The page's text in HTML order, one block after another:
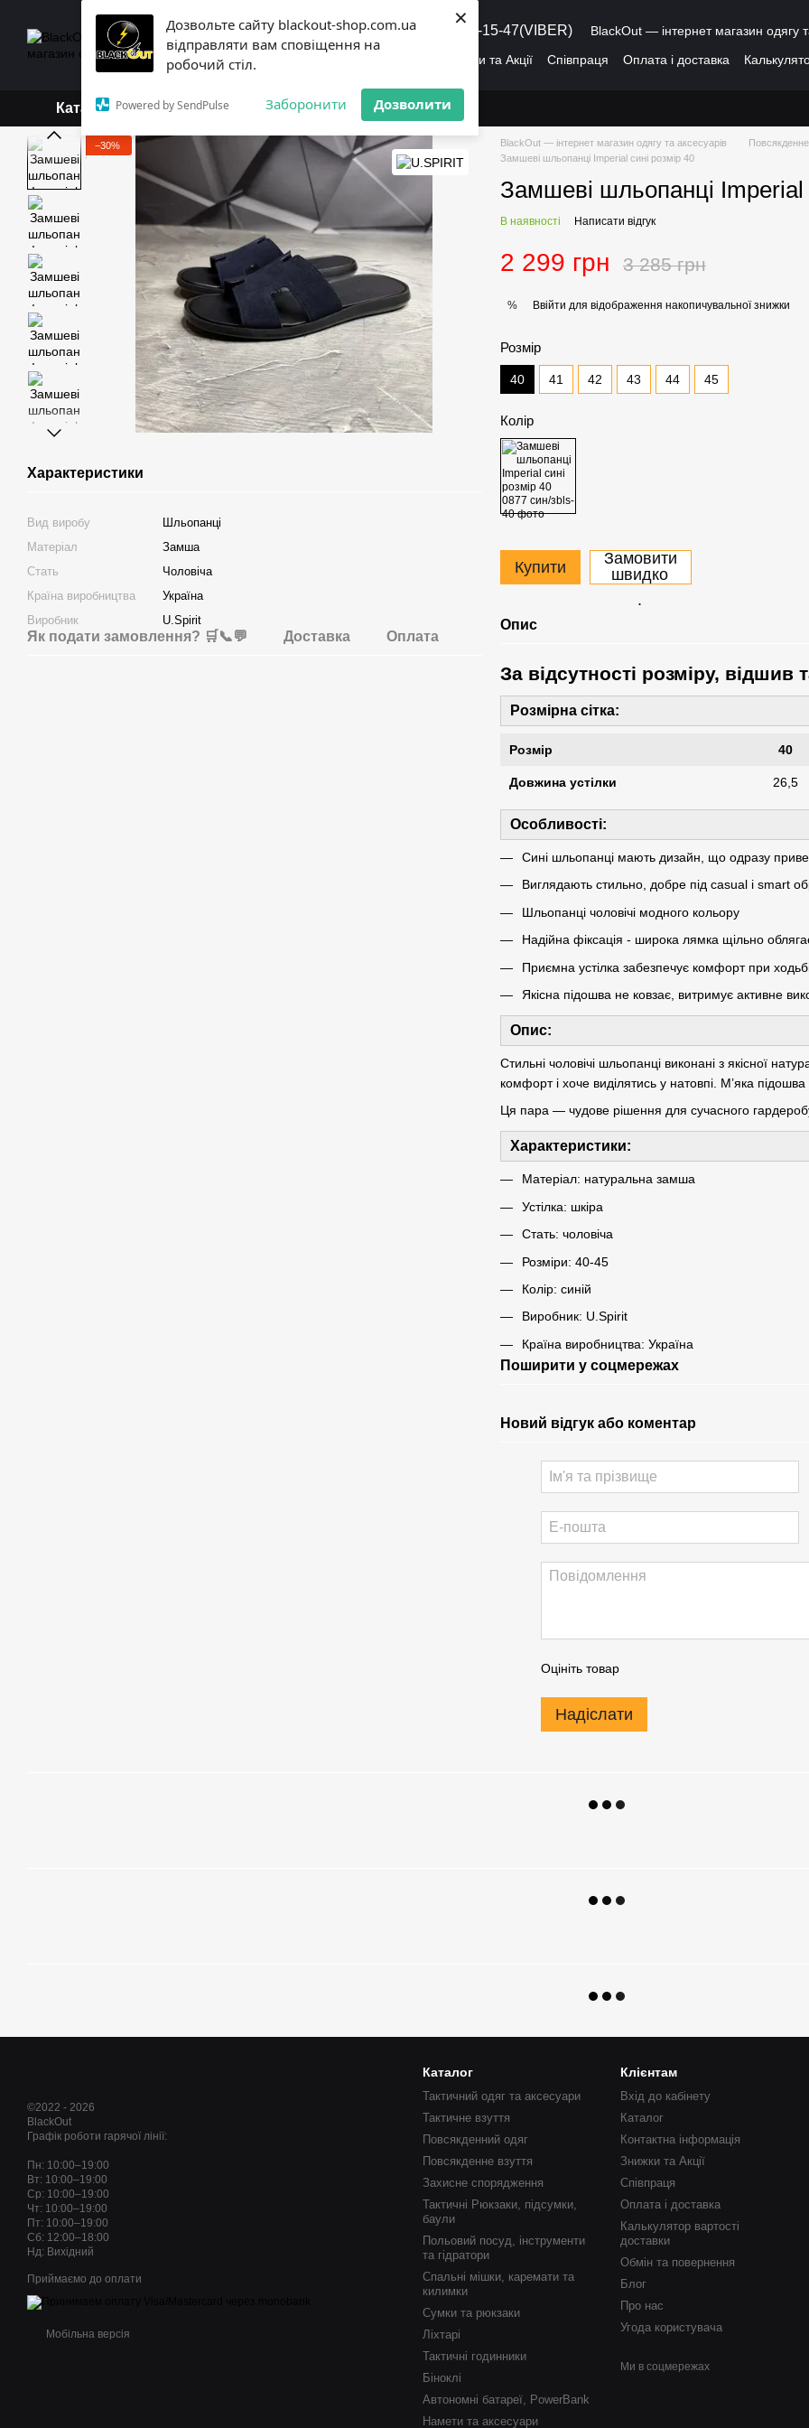
Дозвольте сайту blackout-shop.com.ua
відправляти вам сповіщення на
робочий стіл.
Powered by SendPulse Заборонити Дозволити
×
Перейти до основного контенту
+38 (068) 119-18-19,+38 (095) 486-15-47(VIBER)
BlackOut — інтернет магазин одягу
Каталог
Знижки та Акції Співпраця Оплата і доставка
Каталог
−30%
Характеристики
Вид виробу
Шльопанці
Матеріал
Замша
Стать
Чоловіча
Країна виробництва
Україна
Виробник
U.Spirit
Як подати замовлення? 🛒📞💬 Доставка Оплата
BlackOut — інтернет магазин одягу та аксесуарів Повсякденне
Замшеві шльопанці Imperial сині розмір 40
Замшеві шльопанці Imperial
В наявності Написати відгук
2 299 грн 3 285 грн
% Ввійти для відображення накопичувальної знижки
Розмір
40 41 42 43 44 45
Колір
Купити
Замовити
швидко
.
Опис
За відсутності розміру, відшив
Розмірна сітка:
Розмір 40
Довжина устілки 26,5
Особливості:
Сині шльопанці мають дизайн, що одразу
Виглядають стильно, добре під casual і smart
Шльопанці чоловічі модного кольору
Надійна фіксація - широка лямка щільно
Приємна устілка забезпечує комфорт при
Якісна підошва не ковзає, витримує активне
Опис:
Стильні чоловічі шльопанці виконані з якісної
комфорт і хоче виділятись у натовпі. М’яка
Ця пара — чудове рішення для сучасного
Характеристики:
Матеріал: натуральна замша
Устілка: шкіра
Стать: чоловіча
Розміри: 40-45
Колір: синій
Виробник: U.Spirit
Країна виробництва: Україна
Поширити у соцмережах
Новий відгук або коментар
Оцініть товар
Надіслати
©2022 - 2026
BlackOut
Графік роботи гарячої лінії:
Пн: 10:00–19:00
Вт: 10:00–19:00
Ср: 10:00–19:00
Чт: 10:00–19:00
Пт: 10:00–19:00
Сб: 12:00–18:00
Нд: Вихідний
Приймаємо до оплати
Мобільна версія
Каталог
Тактичний одяг та аксесуари
Тактичне взуття
Повсякденний одяг
Повсякденне взуття
Захисне спорядження
Тактичні Рюкзаки, підсумки,
баули
Польовий посуд, інструменти
та гідратори
Спальні мішки, каремати та
килимки
Сумки та рюкзаки
Ліхтарі
Тактичні годинники
Біноклі
Автономні батареї, PowerBank
Намети та аксесуари
Клієнтам
Вхід до кабінету
Каталог
Контактна інформація
Знижки та Акції
Співпраця
Оплата і доставка
Калькулятор вартості
доставки
Обмін та повернення
Блог
Про нас
Угода користувача
Ми в соцмережах